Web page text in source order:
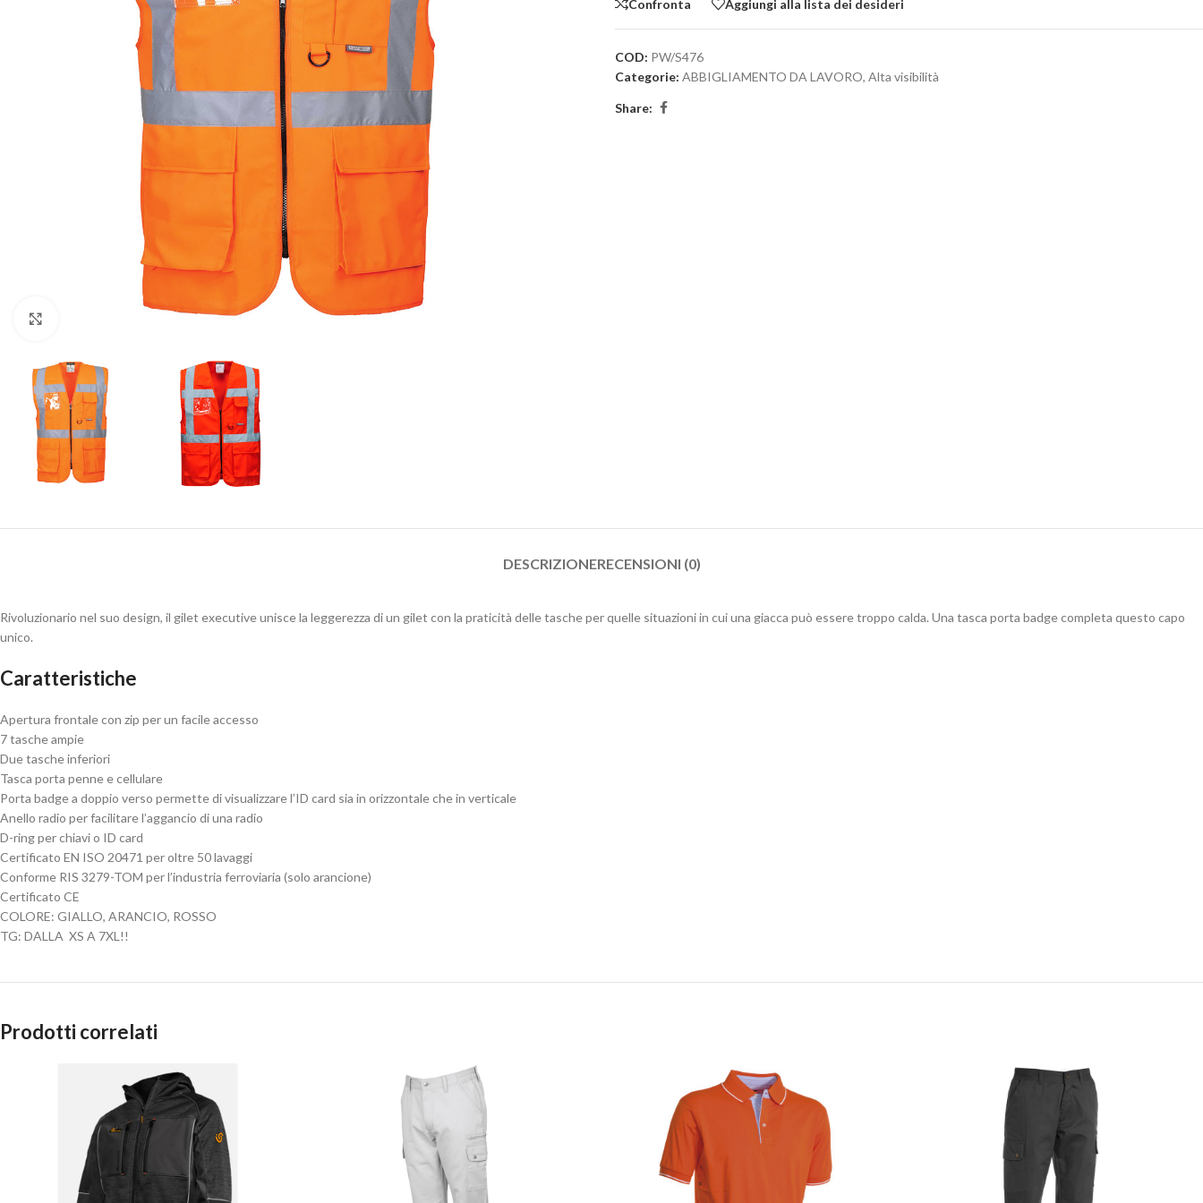
Confronta Aggiungi alla lista dei desideri
COD: PW/S476
Categorie: ABBIGLIAMENTO DA LAVORO, Alta visibilità
Share:
DESCRIZIONERECENSIONI (0)
Rivoluzionario nel suo design, il gilet executive unisce la leggerezza di un gilet con la praticità delle tasche per quelle situazioni in cui una giacca può essere troppo calda. Una tasca porta badge completa questo capo
unico.
Caratteristiche
Apertura frontale con zip per un facile accesso
7 tasche ampie
Due tasche inferiori
Tasca porta penne e cellulare
Porta badge a doppio verso permette di visualizzare l’ID card sia in orizzontale che in verticale
Anello radio per facilitare l’aggancio di una radio
D-ring per chiavi o ID card
Certificato EN ISO 20471 per oltre 50 lavaggi
Conforme RIS 3279-TOM per l’industria ferroviaria (solo arancione)
Certificato CE
COLORE: GIALLO, ARANCIO, ROSSO
TG: DALLA XS A 7XL!!
Prodotti correlati